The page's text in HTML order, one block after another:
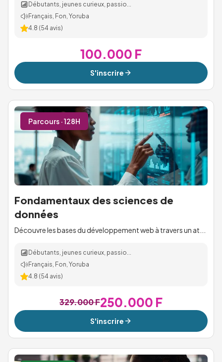
Débutants, jeunes curieux, passio...
Français, Fon, Yoruba
4.8 (54 avis)
100.000 F
S'inscrire
Parcours · 128H
Fondamentaux des sciences de
données
Découvre les bases du développement web à travers un at...
Débutants, jeunes curieux, passio...
Français, Fon, Yoruba
4.8 (54 avis)
329.000 F250.000 F
S'inscrire